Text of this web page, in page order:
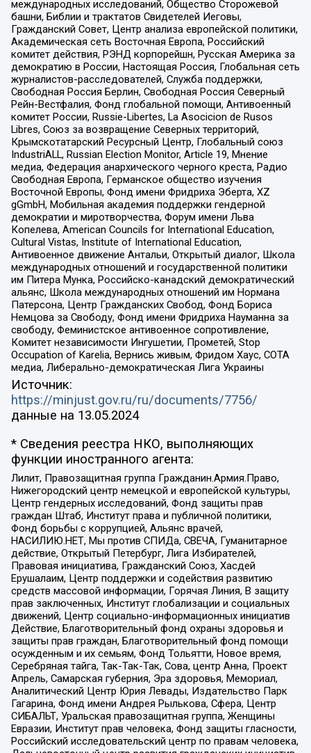
международных исследований, Общество Сторожевой
башни, Библии и трактатов Свидетелей Иеговы,
Гражданский Совет, Центр анализа европейской политики,
Академическая сеть Восточная Европа, Российский
комитет действия, РЭНД корпорейшн, Русская Америка за
демократию в России, Настоящая Россия, Глобальная сеть
журналистов-расследователей, Служба поддержки,
Свободная Россия Берлин, Свободная Россия Северный
Рейн-Вестфалия, Фонд глобальной помощи, Антивоенный
комитет России, Russie-Libertes, La Asocicion de Rusos
Libres, Союз за возвращение Северных территорий,
Крымскотатарский Ресурсный Центр, Глобальный союз
IndustriALL, Russian Election Monitor, Article 19, Мнение
медиа, Федерация анархического черного креста, Радио
Свободная Европа, Германское общество изучения
Восточной Европы, Фонд имени Фридриха Эберта, XZ
gGmbH, Мобильная академия поддержки гендерной
демократии и миротворчества, Форум имени Льва
Копелева, American Councils for International Education,
Cultural Vistas, Institute of International Education,
Антивоенное движение Антальи, Открытый диалог, Школа
международных отношений и государственной политики
им Питера Мунка, Российско-канадский демократический
альянс, Школа международных отношений им Нормана
Патерсона, Центр Гражданских Свобод, Фонд Бориса
Немцова за Свободу, Фонд имени Фридриха Науманна за
свободу, Феминистское антивоенное сопротивление,
Комитет независимости Ингушетии, Прометей, Stop
Occupation of Karelia, Вернись живым, Фридом Хаус, СОТА
медиа, Либерально-демократическая Лига Украины
Источник:
https://minjust.gov.ru/ru/documents/7756/
данные на 13.05.2024
* Сведения реестра НКО, выполняющих
функции иностранного агента:
Лилит, Правозащитная группа Гражданин.Армия.Право,
Нижегородский центр немецкой и европейской культуры,
Центр гендерных исследований, Фонд защиты прав
граждан Штаб, Институт права и публичной политики,
Фонд борьбы с коррупцией, Альянс врачей,
НАСИЛИЮ.НЕТ, Мы против СПИДа, СВЕЧА, Гуманитарное
действие, Открытый Петербург, Лига Избирателей,
Правовая инициатива, Гражданский Союз, Хасдей
Ерушалаим, Центр поддержки и содействия развитию
средств массовой информации, Горячая Линия, В защиту
прав заключенных, Институт глобализации и социальных
движений, Центр социально-информационных инициатив
Действие, Благотворительный фонд охраны здоровья и
защиты прав граждан, Благотворительный фонд помощи
осужденным и их семьям, Фонд Тольятти, Новое время,
Серебряная тайга, Так-Так-Так, Сова, центр Анна, Проект
Апрель, Самарская губерния, Эра здоровья, Мемориал,
Аналитический Центр Юрия Левады, Издательство Парк
Гагарина, Фонд имени Андрея Рылькова, Сфера, Центр
СИБАЛЬТ, Уральская правозащитная группа, Женщины
Евразии, Институт прав человека, Фонд защиты гласности,
Российский исследовательский центр по правам человека,